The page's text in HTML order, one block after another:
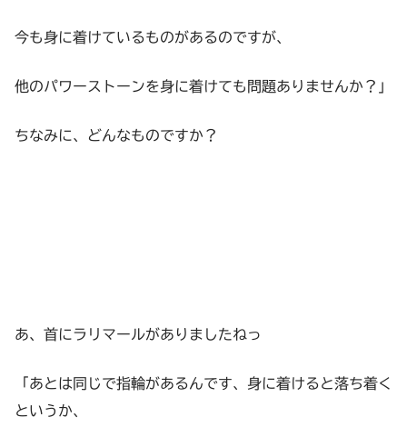
今も身に着けているものがあるのですが、
他のパワーストーンを身に着けても問題ありませんか？」
ちなみに、どんなものですか？
あ、首にラリマールがありましたねっ
「あとは同じで指輪があるんです、身に着けると落ち着く
というか、